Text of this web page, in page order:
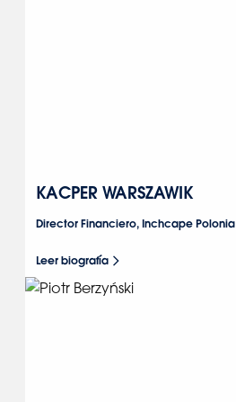
KACPER WARSZAWIK
Director Financiero, Inchcape Polonia
Leer biografía